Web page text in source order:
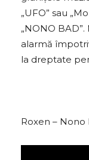
„UFO” sau
„NONO
alarmă
la dreptate
Roxen – Nono